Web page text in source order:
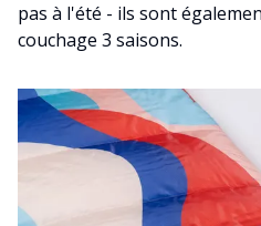
pas à l'été - ils sont
couchage 3 saisons.